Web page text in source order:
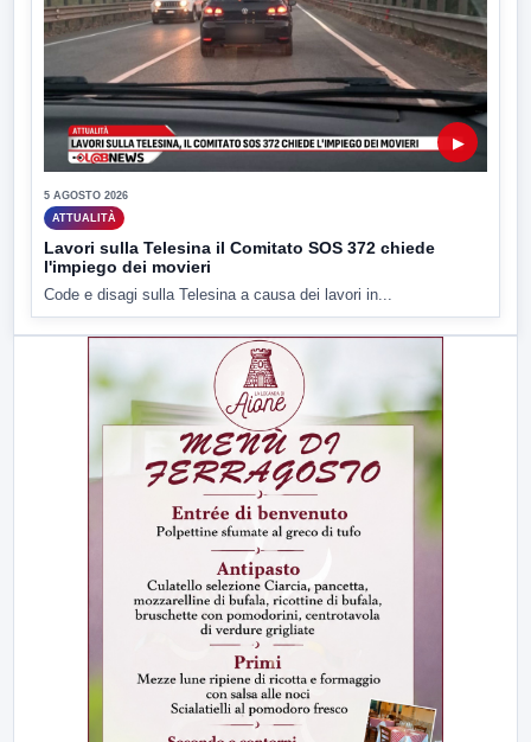
▶
5 AGOSTO 2026
ATTUALITÀ
Lavori sulla Telesina il Comitato SOS 372 chiede
l'impiego dei movieri
Code e disagi sulla Telesina a causa dei lavori in...